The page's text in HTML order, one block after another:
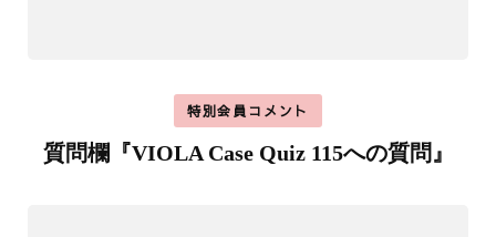
特別会員コメント
質問欄『VIOLA Case Quiz 115への質問』